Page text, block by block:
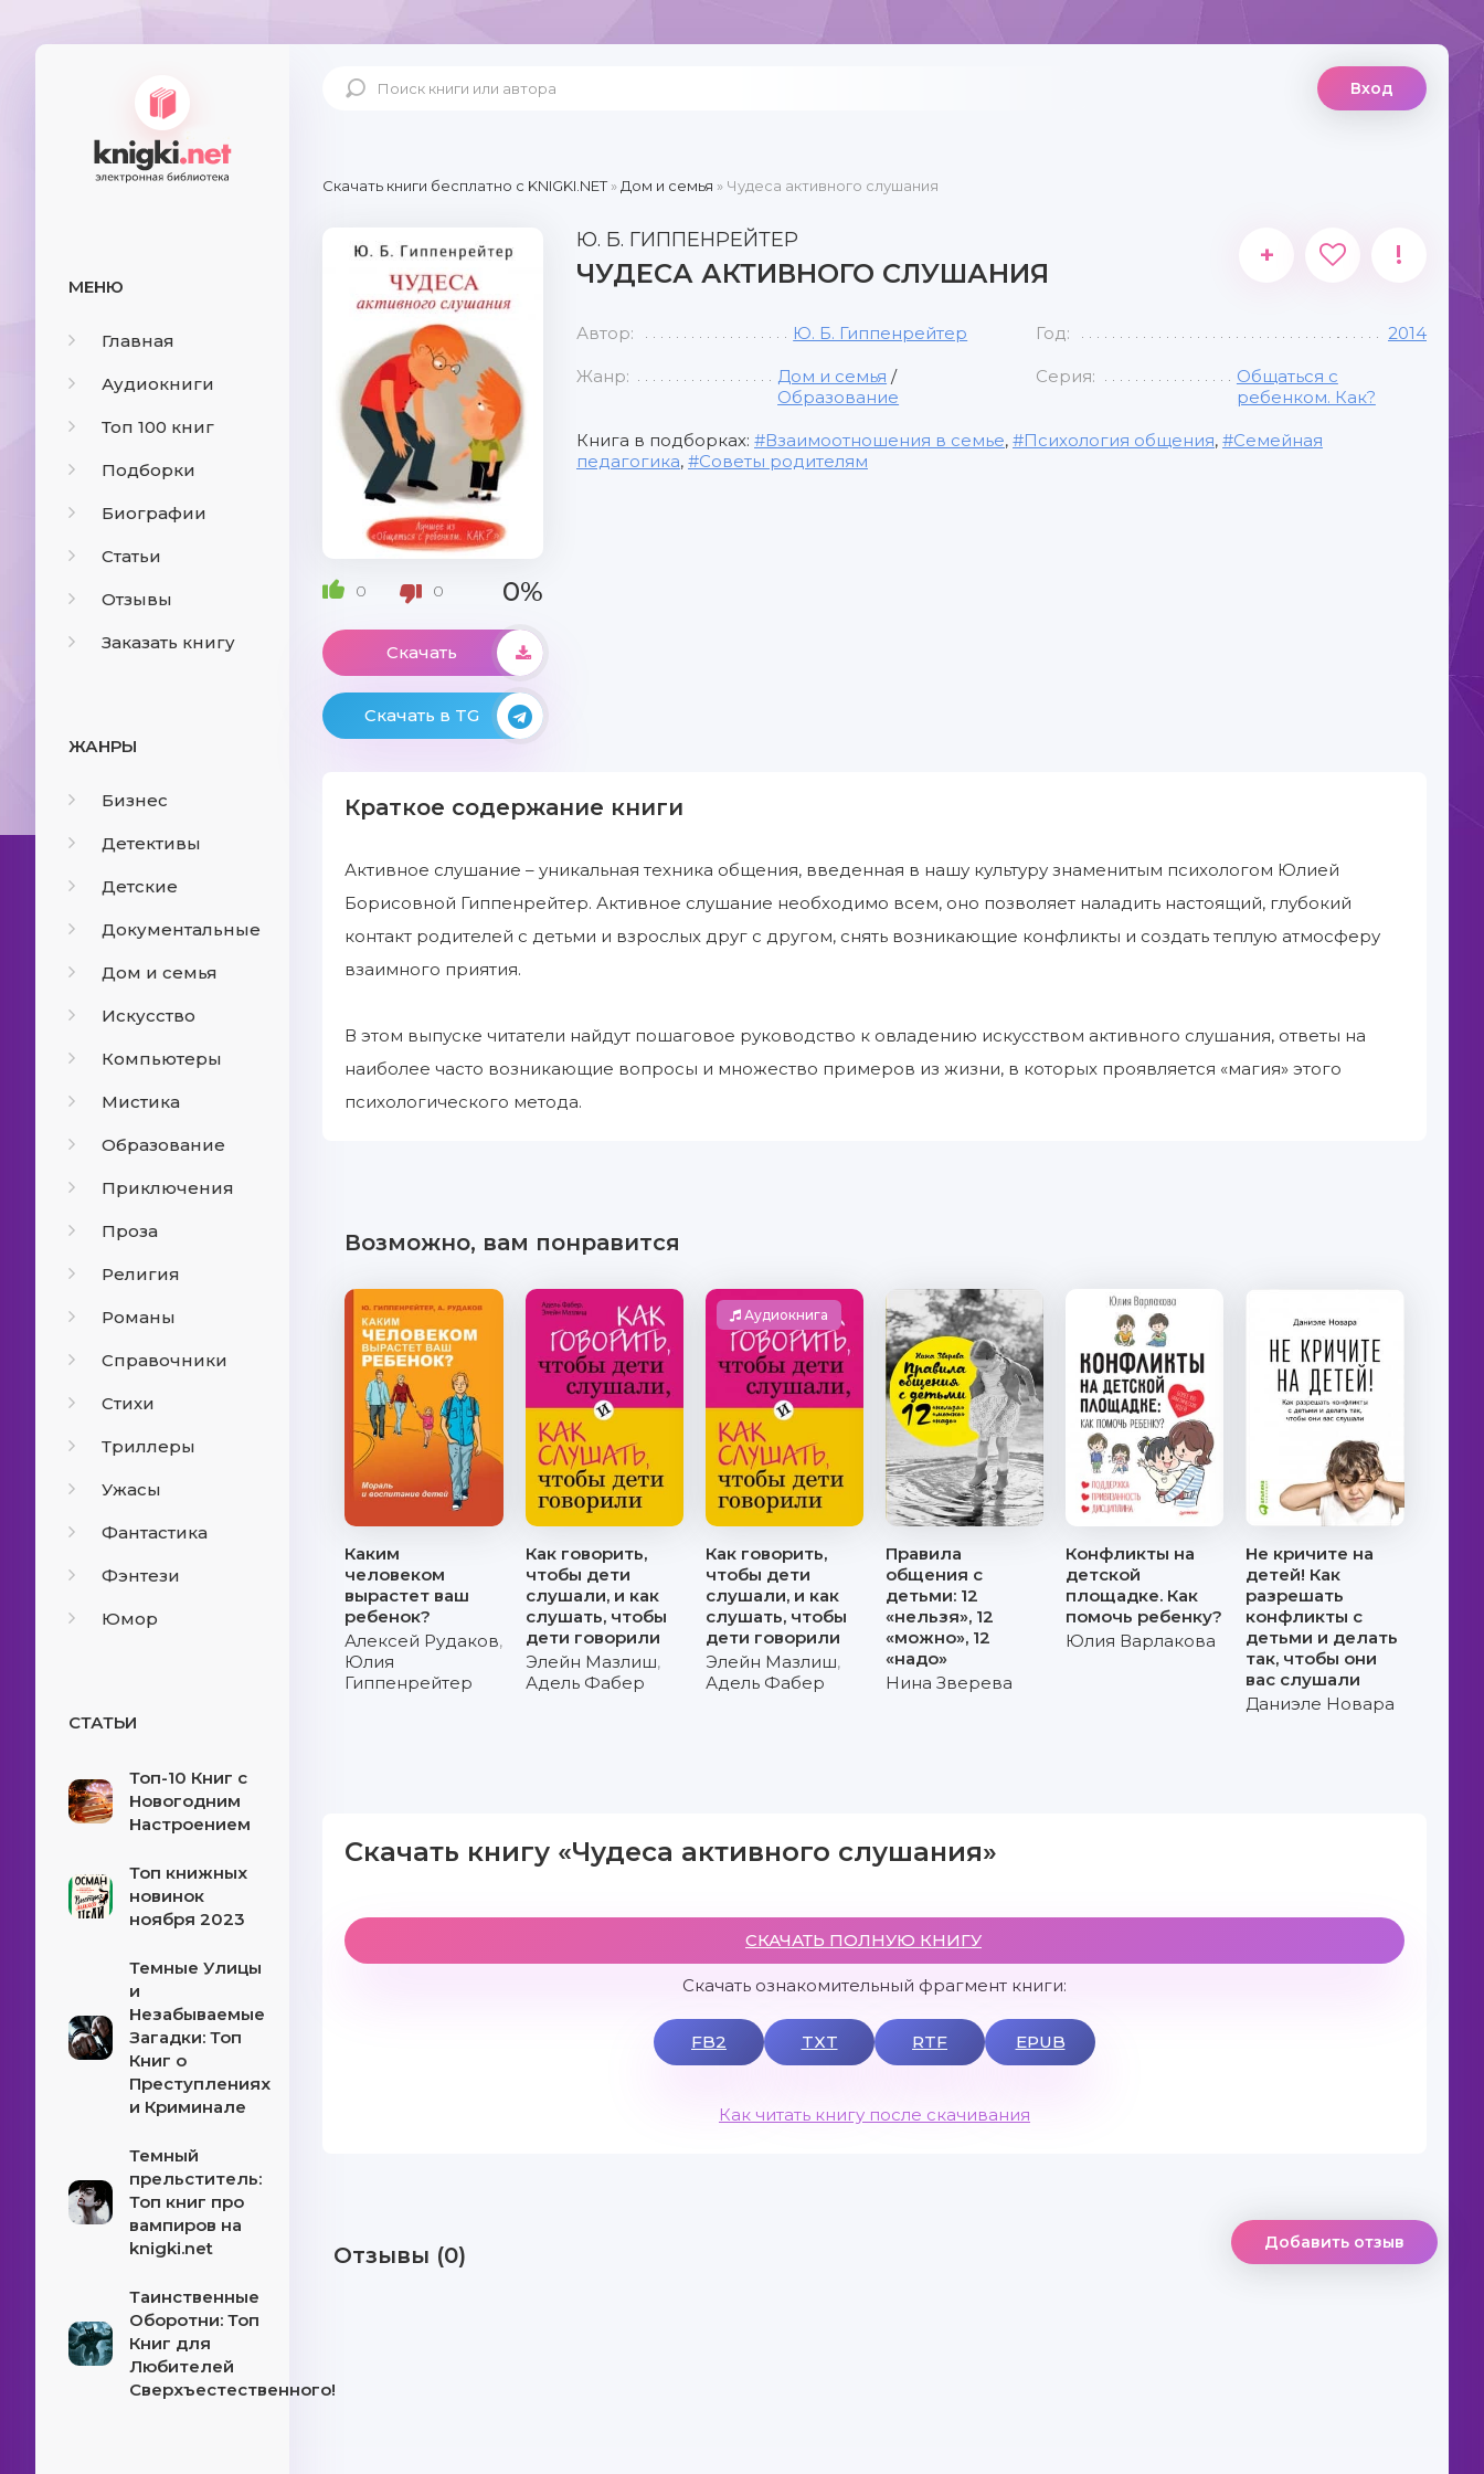
МЕНЮ
Главная
Аудиокниги
Топ 100 книг
Подборки
Биографии
Статьи
Отзывы
Заказать книгу
ЖАНРЫ
Бизнес
Детективы
Детские
Документальные
Дом и семья
Искусство
Компьютеры
Мистика
Образование
Приключения
Проза
Религия
Романы
Справочники
Стихи
Триллеры
Ужасы
Фантастика
Фэнтези
Юмор
СТАТЬИ
Топ-10 Книг с
Новогодним
Настроением
Топ книжных
новинок
ноября 2023
Темные Улицы
и
Незабываемые
Загадки: Топ
Книг о
Преступлениях
и Криминале
Темный
прельститель:
Топ книг про
вампиров на
knigki.net
Таинственные
Оборотни: Топ
Книг для
Любителей
Сверхъестественного!
Вход
Скачать книги бесплатно c KNIGKI.NET» Дом и семья » Чудеса активного слушания
0 0 0%
Скачать
Скачать в TG
Ю. Б. ГИППЕНРЕЙТЕР
ЧУДЕСА АКТИВНОГО СЛУШАНИЯ
+ !
Автор: Ю. Б. Гиппенрейтер Год: 2014
Жанр: Дом и семья /
Образование
Серия:
Общаться с
ребенком. Как?
Книга в подборках: Взаимоотношения в семье, Психология общения,
Семейная
педагогика, Советы родителям
Краткое содержание книги
Активное слушание – уникальная техника общения, введенная в нашу культуру знаменитым психологом Юлией
Борисовной Гиппенрейтер. Активное слушание необходимо всем, оно позволяет наладить настоящий, глубокий
контакт родителей с детьми и взрослых друг с другом, снять возникающие конфликты и создать теплую атмосферу
взаимного приятия.
В этом выпуске читатели найдут пошаговое руководство к овладению искусством активного слушания, ответы на
наиболее часто возникающие вопросы и множество примеров из жизни, в которых проявляется «магия» этого
психологического метода.
Возможно, вам понравится
Каким
человеком
вырастет ваш
ребенок?
Алексей Рудаков,
Юлия
Гиппенрейтер
Как говорить,
чтобы дети
слушали, и как
слушать, чтобы
дети говорили
Элейн Мазлиш,
Адель Фабер
Аудиокнига
Как говорить,
чтобы дети
слушали, и как
слушать, чтобы
дети говорили
Элейн Мазлиш,
Адель Фабер
Правила
общения с
детьми: 12
«нельзя», 12
«можно», 12
«надо»
Нина Зверева
Конфликты на
детской
площадке. Как
помочь ребенку?
Юлия Варлакова
Не кричите на
детей! Как
разрешать
конфликты с
детьми и делать
так, чтобы они
вас слушали
Даниэле Новара
Скачать книгу «Чудеса активного слушания»
СКАЧАТЬ ПОЛНУЮ КНИГУ
Скачать ознакомительный фрагмент книги:
FB2 TXT RTF EPUB
Как читать книгу после скачивания
Отзывы (0) Добавить отзыв